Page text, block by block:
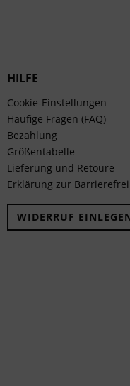
HILFE
Cookie-Einstellungen
Häufige Fragen (FAQ)
Bezahlung
Größentabelle
Lieferung und Retoure
Erklärung zur
WIDERRUF